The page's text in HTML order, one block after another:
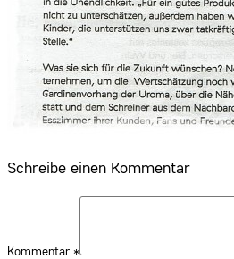
Schreibe einen Kommentar
Kommentar *